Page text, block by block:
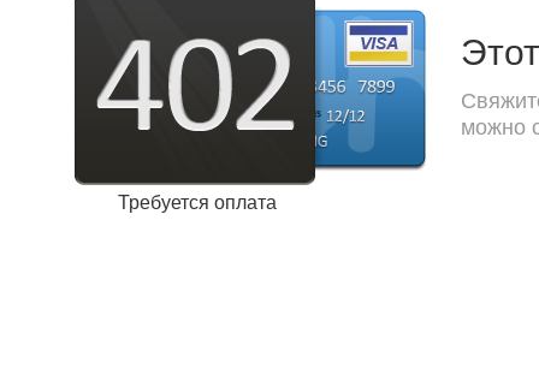
Требуется оплата
можно